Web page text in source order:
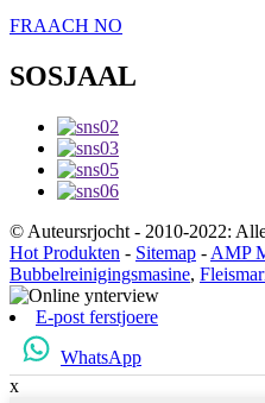
FRAACH NO
SOSJAAL
© Auteursrjocht - 2010-2022:
Hot Produkten - Sitemap - AMP
Bubbelreinigingsmasine,
E-post ferstjoere
WhatsApp
x